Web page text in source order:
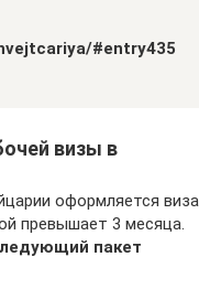
#entry435
визы в
оформляется виза
превышает 3 месяца.
пакет